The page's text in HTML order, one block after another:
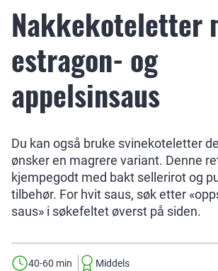
Nakkekoteletter
estragon- og
appelsinsaus
Du kan også bruke svinekoteletter
ønsker en magrere variant. Denne
kjempegodt med bakt sellerirot og
tilbehør. For hvit saus, søk etter
saus» i søkefeltet øverst på siden.
40-60 min Middels